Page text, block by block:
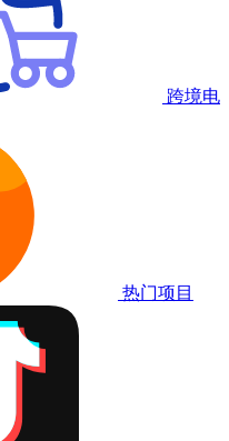
跨境电
热门项目